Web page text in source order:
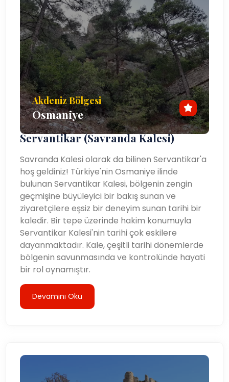
Akdeniz Bölgesi
Osmaniye
Servantikar (Savranda Kalesi)
Savranda Kalesi olarak da bilinen Servantikar'a
hoş geldiniz! Türkiye'nin Osmaniye ilinde
bulunan Servantikar Kalesi, bölgenin zengin
geçmişine büyüleyici bir bakış sunan ve
ziyaretçilere eşsiz bir deneyim sunan tarihi bir
kaledir. Bir tepe üzerinde hakim konumuyla
Servantikar Kalesi'nin tarihi çok eskilere
dayanmaktadır. Kale, çeşitli tarihi dönemlerde
bölgenin savunmasında ve kontrolünde hayati
bir rol oynamıştır.
Devamını Oku